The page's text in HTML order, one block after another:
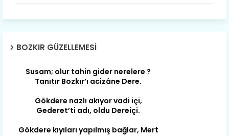
BOZKIR GÜZELLEMESI
Gökdere nazlı akıyor vadi içi,
Gökdere kıyıları yapılmış bağlar, Mert